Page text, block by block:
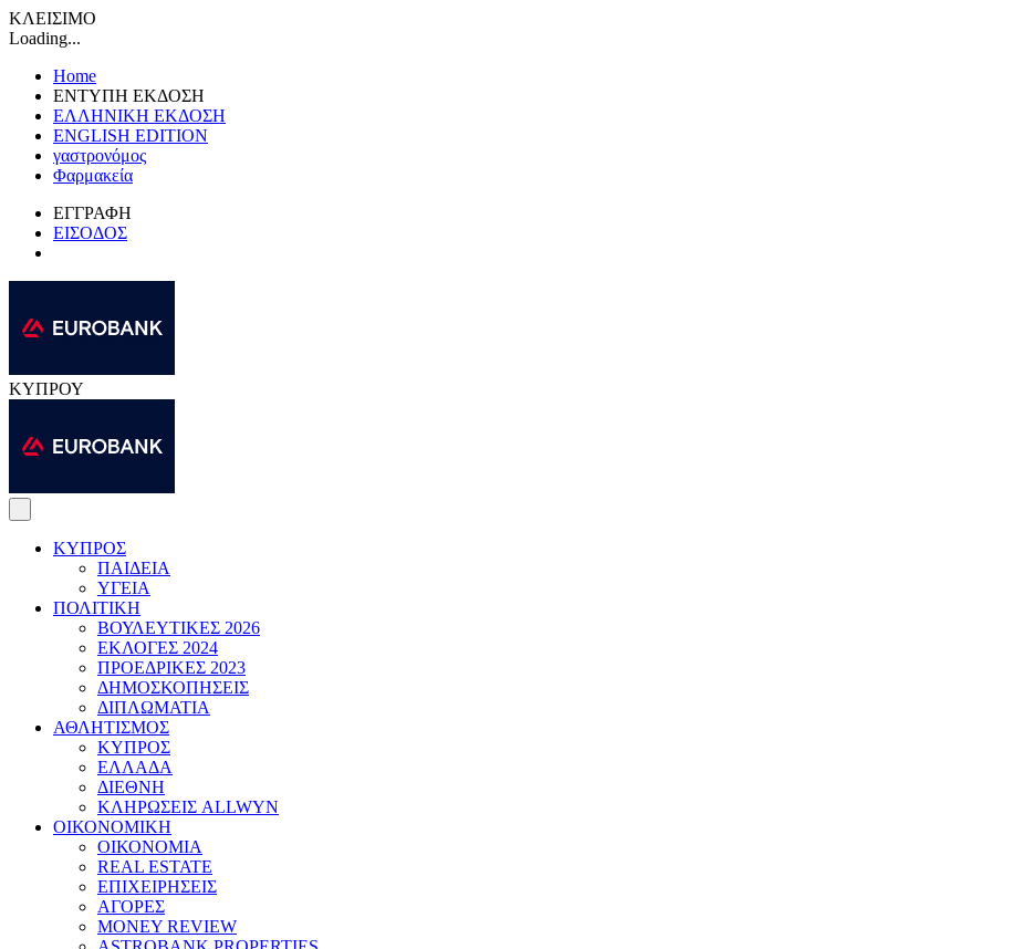
ΚΛΕΙΣΙΜΟ
Loading...
Home
ΕΝΤΥΠΗ ΕΚΔΟΣΗ
ΕΛΛΗΝΙΚΗ ΕΚΔΟΣΗ
ENGLISH EDITION
γαστρονόμος
Φαρμακεία
ΕΓΓΡΑΦΗ
ΕΙΣΟΔΟΣ
ΚΥΠΡΟΥ
ΚΥΠΡΟΣ
ΠΑΙΔΕΙΑ
ΥΓΕΙΑ
ΠΟΛΙΤΙΚΗ
ΒΟΥΛΕΥΤΙΚΕΣ 2026
ΕΚΛΟΓΕΣ 2024
ΠΡΟΕΔΡΙΚΕΣ 2023
ΔΗΜΟΣΚΟΠΗΣΕΙΣ
ΔΙΠΛΩΜΑΤΙΑ
ΑΘΛΗΤΙΣΜΟΣ
ΚΥΠΡΟΣ
ΕΛΛΑΔΑ
ΔΙΕΘΝΗ
ΚΛΗΡΩΣΕΙΣ ALLWYN
ΟΙΚΟΝΟΜΙΚΗ
ΟΙΚΟΝΟΜΙΑ
REAL ESTATE
ΕΠΙΧΕΙΡΗΣΕΙΣ
ΑΓΟΡΕΣ
MONEY REVIEW